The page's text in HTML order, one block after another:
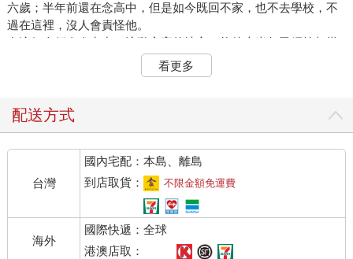
六歲；半年前還在念高中，但是如今既回不家，也不去學校，不
過在這裡，沒人會責怪他。
在這個人們進進出出，流動率高的地方，能待上半年已經算相當
久了。莉莉知道這一點，而且他也沒資格說人家。不過，至少莉
莉會回家。這是因為他曾一度在氣候宜人的季節，在外頭過夜，
是自家床舖較能熟睡。從此之後，他便不再夜宿街頭。
「咦，為什麼？」
「你還問我為什麼……」
莉莉聽人轉述才知道少女曾經住院，當然也知道他住院的原因。
「原來你知道啊。」
少女嘻嘻傻笑，他的眼神有些迷茫。左手握著一瓶酒精濃度很高
的飲料，但這不是他住院的原因。
看更多
配送方式
台灣
國內宅配：本島、離島
到店取貨：
不限金額免運費
海外
國際快遞：全球
港澳店取：